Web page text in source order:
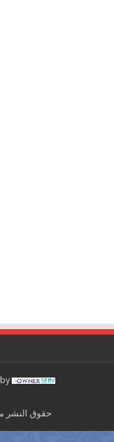
Website Designed and Developed by
حقوق النشر